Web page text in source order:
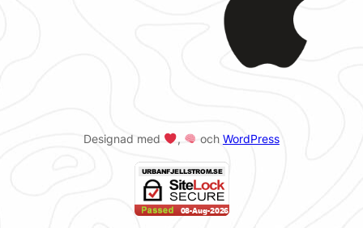
Designad med , och WordPress